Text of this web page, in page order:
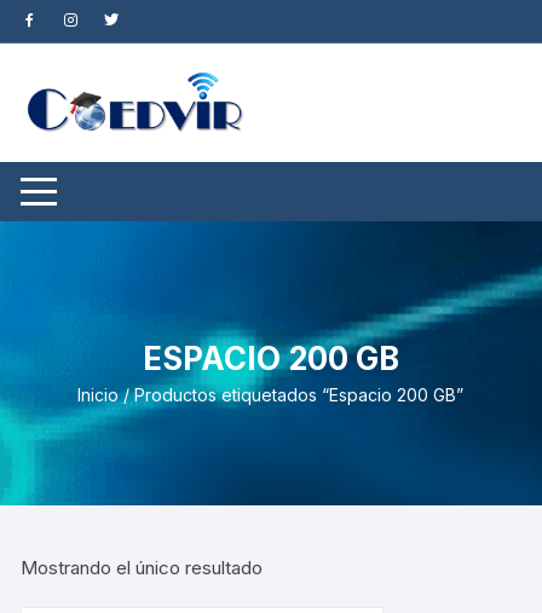
Saltar
al
ESPACIO 200 GB
Inicio/ Productos etiquetados “Espacio 200 GB”
Mostrando el único resultado